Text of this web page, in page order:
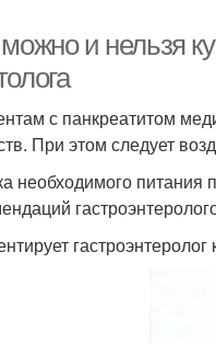
и нельзя
с панкреатитом
При этом следует
необходимого питания